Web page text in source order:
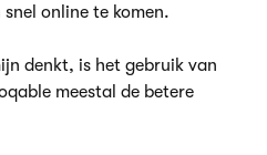
online te komen.
denkt, is het gebruik van
meestal de betere